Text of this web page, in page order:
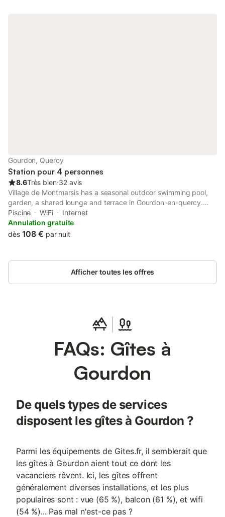
Gourdon, Quercy
Station pour 4 personnes
8.6Très bien⋅32 avis
Village de Montmarsis has a seasonal outdoor swimming pool,
garden, a shared lounge and terrace in Gourdon-en-quercy.
Offering a bar, the property is located within 23 km of Sarlat-la-
Canéda Train Station.
Piscine WiFi
Internet
Annulation gratuite
dès 108 € par nuit
Afficher toutes les offres
FAQs: Gîtes à
Gourdon
De quels types de services
disposent les gîtes à Gourdon ?
Parmi les équipements de Gites.fr, il semblerait que
les gîtes à Gourdon aient tout ce dont les
vacanciers rêvent. Ici, les gîtes offrent
généralement diverses installations, et les plus
populaires sont : vue (65 %), balcon (61 %), et wifi
(54 %)... Pas mal n'est-ce pas ?